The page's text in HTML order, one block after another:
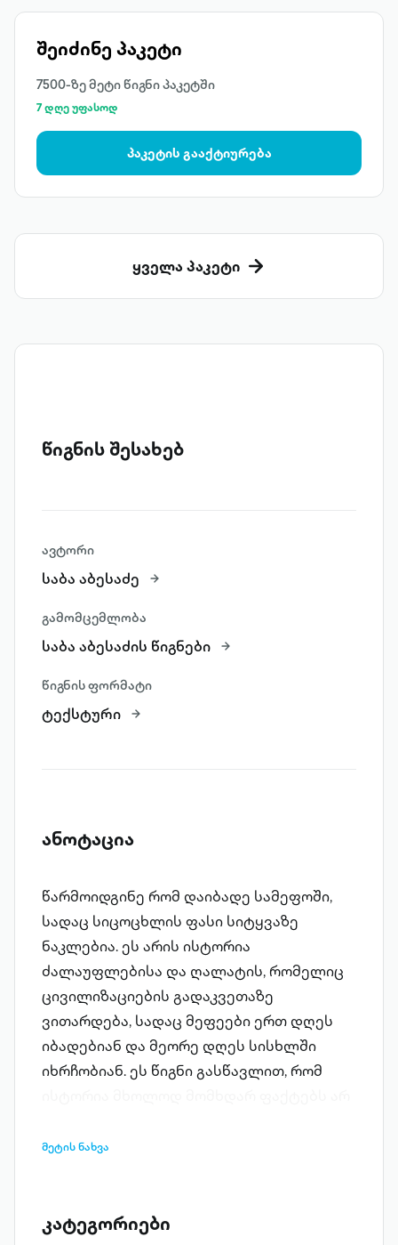
შეიძინე პაკეტი
7500-ზე მეტი წიგნი პაკეტში
7 დღე უფასოდ
პაკეტის გააქტიურება
ყველა პაკეტი
წიგნის შესახებ
ავტორი
საბა აბესაძე
გამომცემლობა
საბა აბესაძის წიგნები
წიგნის ფორმატი
ტექსტური
ანოტაცია
წარმოიდგინე რომ დაიბადე სამეფოში,
სადაც სიცოცხლის ფასი სიტყვაზე
ნაკლებია. ეს არის ისტორია
ძალაუფლებისა და ღალატის, რომელიც
ცივილიზაციების გადაკვეთაზე
ვითარდება, სადაც მეფეები ერთ დღეს
იბადებიან და მეორე დღეს სისხლში
იხრჩობიან. ეს წიგნი გასწავლით, რომ
ოცნებებსა და უმოწყალო არჩევანს
(დღევანდელ საქართველოში) და
მეტის ნახვა
კატეგორიები